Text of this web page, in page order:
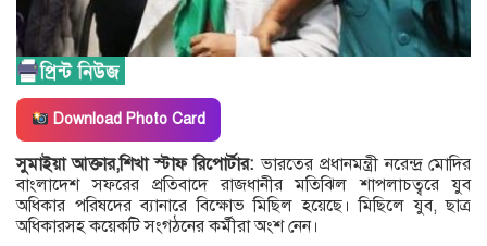
Download Photo Card
সুমাইয়া আক্তার,শিখা স্টাফ রিপোর্টার: ভারতের প্রধানমন্ত্রী নরেন্দ্র মোদির
বাংলাদেশ সফরের প্রতিবাদে রাজধানীর মতিঝিল শাপলাচত্বরে যুব
অধিকার পরিষদের ব্যানারে বিক্ষোভ মিছিল হয়েছে। মিছিলে যুব, ছাত্র
অধিকারসহ কয়েকটি সংগঠনের কর্মীরা অংশ নেন।